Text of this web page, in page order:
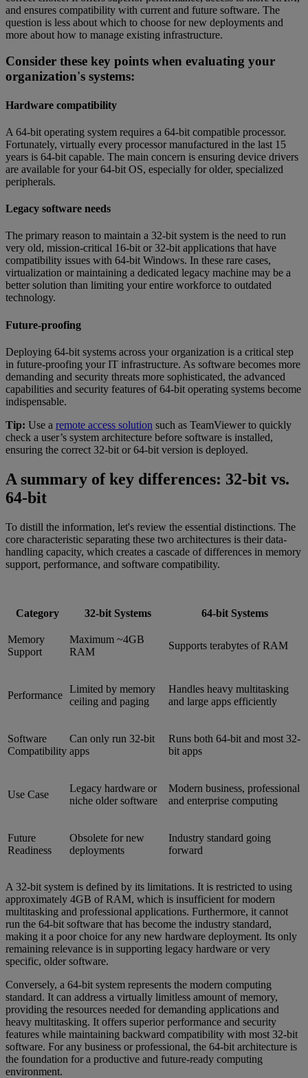
and ensures compatibility with current and future software. The
question is less about which to choose for new deployments and
more about how to manage existing infrastructure.
Consider these key points when evaluating your
organization's systems:
Hardware compatibility
A 64-bit operating system requires a 64-bit compatible processor.
Fortunately, virtually every processor manufactured in the last 15
years is 64-bit capable. The main concern is ensuring device drivers
are available for your 64-bit OS, especially for older, specialized
peripherals.
Legacy software needs
The primary reason to maintain a 32-bit system is the need to run
very old, mission-critical 16-bit or 32-bit applications that have
compatibility issues with 64-bit Windows. In these rare cases,
virtualization or maintaining a dedicated legacy machine may be a
better solution than limiting your entire workforce to outdated
technology.
Future-proofing
Deploying 64-bit systems across your organization is a critical step
in future-proofing your IT infrastructure. As software becomes more
demanding and security threats more sophisticated, the advanced
capabilities and security features of 64-bit operating systems become
indispensable.
Tip: Use a remote access solution such as TeamViewer to quickly
check a user’s system architecture before software is installed,
ensuring the correct 32-bit or 64-bit version is deployed.
A summary of key differences: 32-bit vs.
64-bit
To distill the information, let's review the essential distinctions. The
core characteristic separating these two architectures is their data-
handling capacity, which creates a cascade of differences in memory
support, performance, and software compatibility.
Category 32-bit Systems 64-bit Systems
Memory
Support
Maximum ~4GB
RAM
Supports terabytes of RAM
Performance
Limited by memory
ceiling and paging
Handles heavy multitasking
and large apps efficiently
Software
Compatibility
Can only run 32-bit
apps
Runs both 64-bit and most 32-
bit apps
Use Case
Legacy hardware or
niche older software
Modern business, professional
and enterprise computing
Future
Readiness
Obsolete for new
deployments
Industry standard going
forward
A 32-bit system is defined by its limitations. It is restricted to using
approximately 4GB of RAM, which is insufficient for modern
multitasking and professional applications. Furthermore, it cannot
run the 64-bit software that has become the industry standard,
making it a poor choice for any new hardware deployment. Its only
remaining relevance is in supporting legacy hardware or very
specific, older software.
Conversely, a 64-bit system represents the modern computing
standard. It can address a virtually limitless amount of memory,
providing the resources needed for demanding applications and
heavy multitasking. It offers superior performance and security
features while maintaining backward compatibility with most 32-bit
software. For any business or professional, the 64-bit architecture is
the foundation for a productive and future-ready computing
environment.